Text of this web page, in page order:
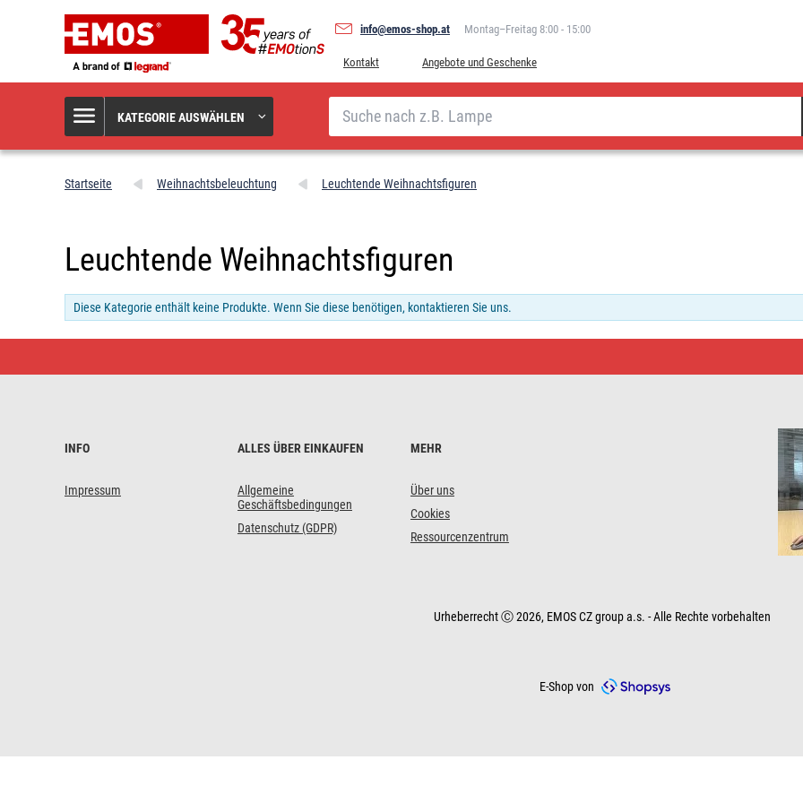
info@emos-shop.at Montag–Freitag 8:00 - 15:00
Kontakt Angebote und Geschenke
KATEGORIE AUSWÄHLEN
Suche
Startseite Weihnachtsbeleuchtung Leuchtende Weihnachtsfiguren
Leuchtende Weihnachtsfiguren
Diese Kategorie enthält keine Produkte. Wenn Sie diese benötigen, kontaktieren Sie uns.
•
INFO
Impressum
ALLES ÜBER EINKAUFEN
Allgemeine
Geschäftsbedingungen
Datenschutz (GDPR)
MEHR
Über uns
Cookies
Ressourcenzentrum
Urheberrecht Ⓒ 2026, EMOS CZ group a.s. - Alle Rechte vorbehalten
E-Shop von